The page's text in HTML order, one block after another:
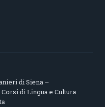
di Siena –
di Lingua e Cultura